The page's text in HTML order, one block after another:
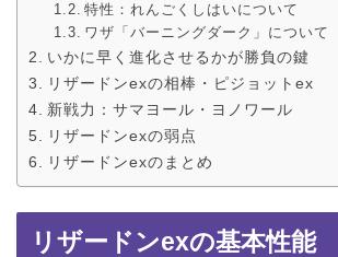
特性：れんごくしはいについて
ワザ「バーニングダーク」について
いかに早く進化させるかが勝負の鍵
リザードンexの相棒・ピジョットex
新戦力：サマヨール・ヨノワール
リザードンexの弱点
リザードンexのまとめ
リザードンexの基本性能